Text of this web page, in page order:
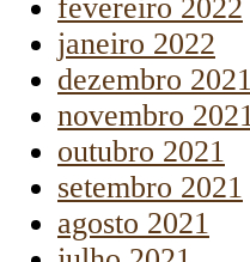
fevereiro 2022
janeiro 2022
dezembro 2021
novembro 2021
outubro 2021
setembro 2021
agosto 2021